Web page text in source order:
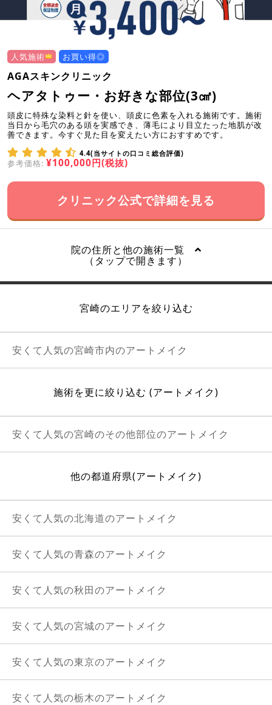
人気施術 お買い得◎
AGAスキンクリニック
ヘアタトゥー・お好きな部位(3㎠)
頭皮に特殊な染料と針を使い、頭皮に色素を入れる施術です。施術
当日から毛穴のある頭を実感でき、薄毛により目立たった地肌が改
善できます。今すぐ見た目を変えたい方におすすめです。
4.4(当サイトの口コミ総合評価)
参考価格: ¥100,000円(税抜)
クリニック公式で詳細を見る
院の住所と他の施術一覧
（タップで開きます）
宮崎のエリアを絞り込む
安くて人気の宮崎市内のアートメイク
施術を更に絞り込む (アートメイク)
安くて人気の宮崎のその他部位のアートメイク
他の都道府県(アートメイク)
安くて人気の北海道のアートメイク
安くて人気の青森のアートメイク
安くて人気の秋田のアートメイク
安くて人気の宮城のアートメイク
安くて人気の東京のアートメイク
安くて人気の栃木のアートメイク